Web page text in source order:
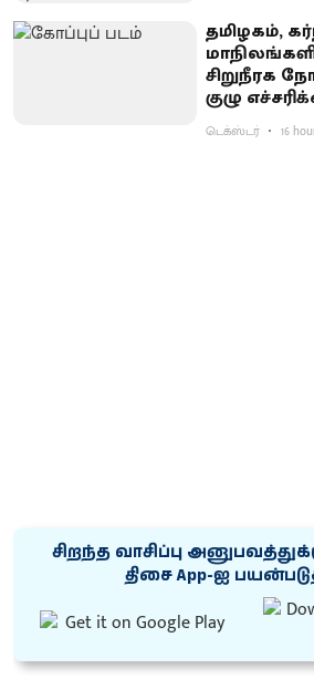
தமிழகம்,
சிறுநீரக
குழு
டெக்ஸ்டர் 16
சிறந்த வாசிப்பு
திசை App-ஐ